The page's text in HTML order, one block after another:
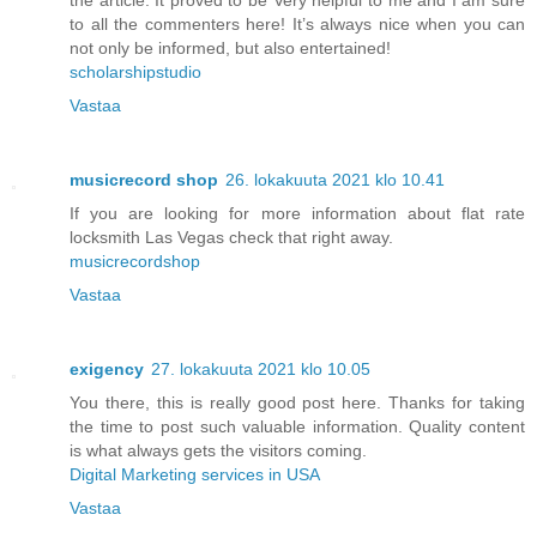
to all the commenters here! It’s always nice when you can
not only be informed, but also entertained!
scholarshipstudio
Vastaa
musicrecord shop 26. lokakuuta 2021 klo 10.41
If you are looking for more information about flat rate
locksmith Las Vegas check that right away.
musicrecordshop
Vastaa
exigency 27. lokakuuta 2021 klo 10.05
You there, this is really good post here. Thanks for taking
the time to post such valuable information. Quality content
is what always gets the visitors coming.
Digital Marketing services in USA
Vastaa